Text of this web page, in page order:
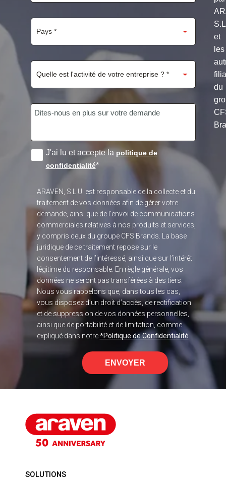
et
les
du
J'ai lu et accepte la politique de
confidentialité*
ARAVEN, S.L.U. est responsable de la collecte et du
traitement de vos données afin de gérer votre
demande, ainsi que de l’envoi de communications
commerciales relatives à nos produits et services,
y compris ceux du groupe CFS Brands. La base
juridique de ce traitement repose sur le
consentement de l’intéressé, ainsi que sur l’intérêt
légitime du responsable. En règle générale, vos
données ne seront pas transférées à des tiers.
Nous vous rappelons que, dans tous les cas,
vous disposez d’un droit d’accès, de rectification
et de suppression de vos données personnelles,
ainsi que de portabilité et de limitation, comme
expliqué dans notre*Politique de Confidentialité
ENVOYER
SOLUTIONS